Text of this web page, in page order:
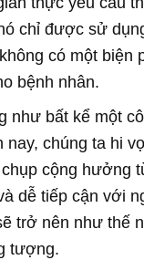
chỉ được sử
có một biện
bệnh nhân.
như bất kể một
chúng ta hi
cộng hưởng
dễ tiếp cận với
trở nên như thế
tượng.